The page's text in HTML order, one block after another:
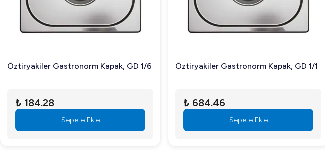
Öztiryakiler Gastronorm Kapak, GD 1/6
₺ 184.28
Sepete Ekle
Öztiryakiler Gastronorm Kapak, GD 1/1
₺ 684.46
Sepete Ekle